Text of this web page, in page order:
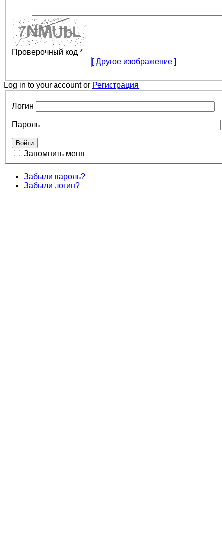
Проверочный код *
[ Другое изображение ]
Log in to your account or Регистрация
Логин
Пароль
Запомнить меня
Забыли пароль?
Забыли логин?